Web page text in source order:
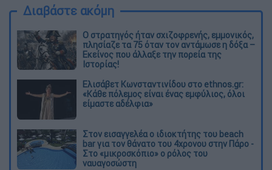
Διαβάστε ακόμη
O στρατηγός ήταν σχιζοφρενής, εμμονικός,
πλησίαζε τα 75 όταν τον αντάμωσε η δόξα –
Εκείνος που άλλαξε την πορεία της
Ιστορίας!
Ελισάβετ Κωνσταντινίδου στο ethnos.gr:
«Κάθε πόλεμος είναι ένας εμφύλιος, όλοι
είμαστε αδέλφια»
Στον εισαγγελέα ο ιδιοκτήτης του beach
bar για τον θάνατο του 4χρονου στην Πάρο -
Στο «μικροσκόπιο» ο ρόλος του
ναυαγοσώστη